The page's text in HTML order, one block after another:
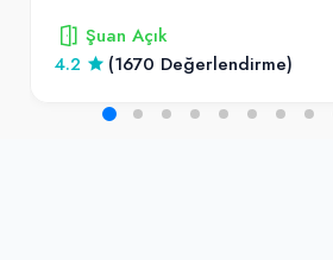
Şuan Açık
4.2
(1670 Değerlendirme)